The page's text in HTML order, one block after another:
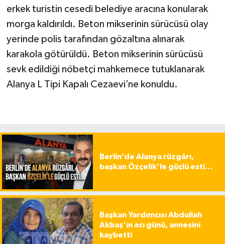
erkek turistin cesedi belediye aracına konularak
morga kaldırıldı. Beton mikserinin sürücüsü olay
yerinde polis tarafından gözaltına alınarak
karakola götürüldü. Beton mikserinin sürücüsü
sevk edildiği nöbetçi mahkemece tutuklanarak
Alanya L Tipi Kapalı Cezaevi’ne konuldu.
Berlin’de Alanya rüzgârı,
başkan Özçelik’le güçlü esti…
Başkan Yardımcısı Abdullah
Akbaş’ın acı günü, annesini
kaybetti